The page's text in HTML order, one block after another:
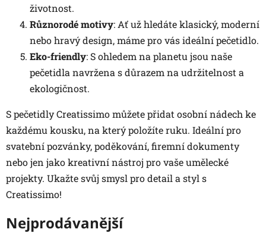
životnost.
Různorodé motivy: Ať už hledáte klasický, moderní
nebo hravý design, máme pro vás ideální pečetidlo.
Eko-friendly: S ohledem na planetu jsou naše
pečetidla navržena s důrazem na udržitelnost a
ekologičnost.
S pečetidly Creatissimo můžete přidat osobní nádech ke
každému kousku, na který položíte ruku. Ideální pro
svatební pozvánky, poděkování, firemní dokumenty
nebo jen jako kreativní nástroj pro vaše umělecké
projekty. Ukažte svůj smysl pro detail a styl s
Creatissimo!
Nejprodávanější